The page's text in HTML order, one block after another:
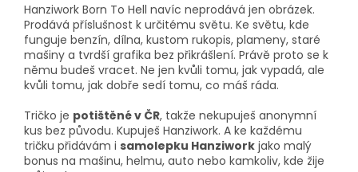
Hanziwork Born To Hell navíc neprodává jen obrázek.
Prodává příslušnost k určitému světu. Ke světu, kde
funguje benzín, dílna, kustom rukopis, plameny, staré
mašiny a tvrdší grafika bez přikrášlení. Právě proto se k
němu budeš vracet. Ne jen kvůli tomu, jak vypadá, ale
kvůli tomu, jak dobře sedí tomu, co máš ráda.
Tričko je potištěné v ČR, takže nekupuješ anonymní
kus bez původu. Kupuješ Hanziwork. A ke každému
tričku přidávám i samolepku Hanziwork jako malý
bonus na mašinu, helmu, auto nebo kamkoliv, kde žije